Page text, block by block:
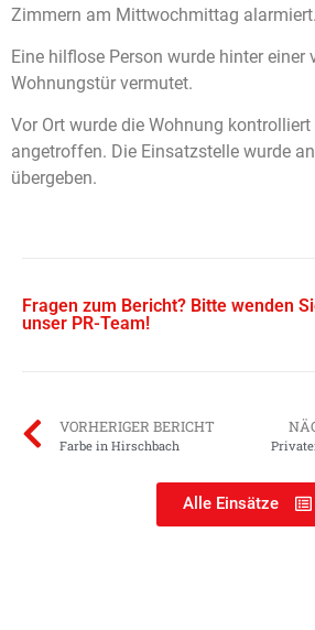
Zimmern am Mittwochmittag alarmiert.
Eine hilflose Person wurde hinter einer
Wohnungstür vermutet.
Vor Ort wurde die Wohnung
angetroffen. Die Einsatzstelle wurde
übergeben.
Fragen zum Bericht? Bitte wenden
unser PR-Team!
VORHERIGER BERICHT
Farbe in Hirschbach
Alle Einsätze